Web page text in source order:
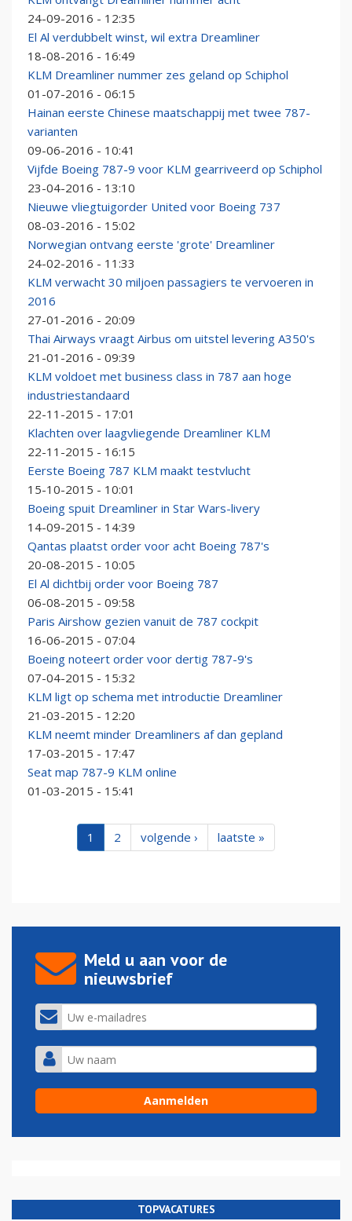
24-09-2016 - 12:35
El Al verdubbelt winst, wil extra Dreamliner
18-08-2016 - 16:49
KLM Dreamliner nummer zes geland op Schiphol
01-07-2016 - 06:15
Hainan eerste Chinese maatschappij met twee 787-
varianten
09-06-2016 - 10:41
Vijfde Boeing 787-9 voor KLM gearriveerd op Schiphol
23-04-2016 - 13:10
Nieuwe vliegtuigorder United voor Boeing 737
08-03-2016 - 15:02
Norwegian ontvang eerste 'grote' Dreamliner
24-02-2016 - 11:33
KLM verwacht 30 miljoen passagiers te vervoeren in
2016
27-01-2016 - 20:09
Thai Airways vraagt Airbus om uitstel levering A350's
21-01-2016 - 09:39
KLM voldoet met business class in 787 aan hoge
industriestandaard
22-11-2015 - 17:01
Klachten over laagvliegende Dreamliner KLM
22-11-2015 - 16:15
Eerste Boeing 787 KLM maakt testvlucht
15-10-2015 - 10:01
Boeing spuit Dreamliner in Star Wars-livery
14-09-2015 - 14:39
Qantas plaatst order voor acht Boeing 787's
20-08-2015 - 10:05
El Al dichtbij order voor Boeing 787
06-08-2015 - 09:58
Paris Airshow gezien vanuit de 787 cockpit
16-06-2015 - 07:04
Boeing noteert order voor dertig 787-9's
07-04-2015 - 15:32
KLM ligt op schema met introductie Dreamliner
21-03-2015 - 12:20
KLM neemt minder Dreamliners af dan gepland
17-03-2015 - 17:47
Seat map 787-9 KLM online
01-03-2015 - 15:41
1 2 volgende › laatste »
Meld u aan voor de
nieuwsbrief
TOPVACATURES